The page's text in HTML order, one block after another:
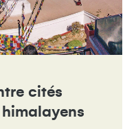
cités